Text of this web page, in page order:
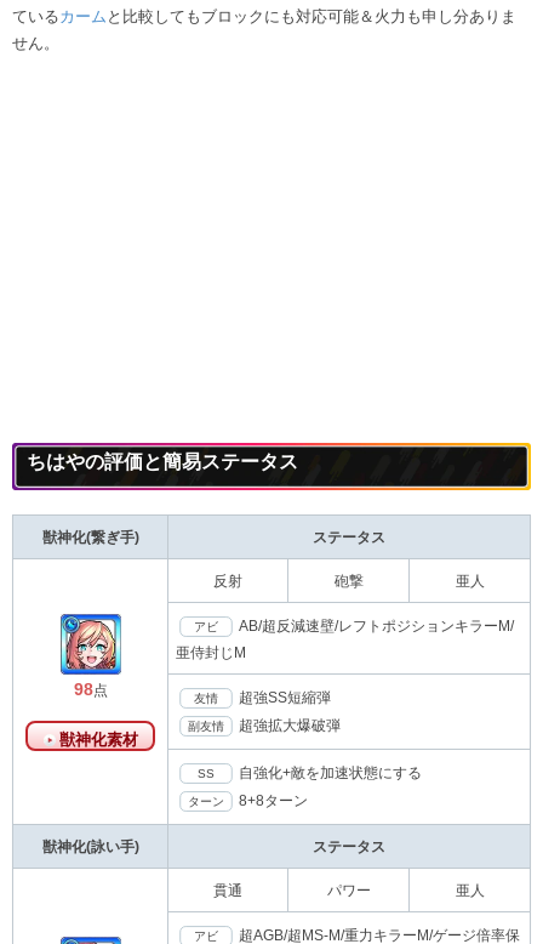
ているカーム と比較してもブロックにも対応可能＆火力も申し分ありま
せん。
ちはやの評価と簡易ステータス
獣神化(繋ぎ手) ステータス
98点
獣神化素材
反射 砲撃 亜人
アビ
AB/超反減速壁/レフトポジションキラーM/
亜侍封じM
友情 超強SS短縮弾
副友情 超強拡大爆破弾
SS 自強化+敵を加速状態にする
ターン 8+8ターン
獣神化(詠い手) ステータス
貫通 パワー 亜人
アビ 超AGB/超MS-M/重力キラーM/ゲージ倍率保